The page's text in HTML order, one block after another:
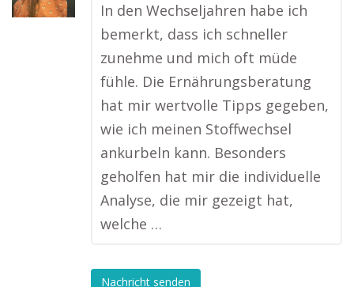
In den Wechseljahren habe ich
bemerkt, dass ich schneller
zunehme und mich oft müde
fühle. Die Ernährungsberatung
hat mir wertvolle Tipps gegeben,
wie ich meinen Stoffwechsel
ankurbeln kann. Besonders
geholfen hat mir die individuelle
Analyse, die mir gezeigt hat,
welche …
Nachricht senden